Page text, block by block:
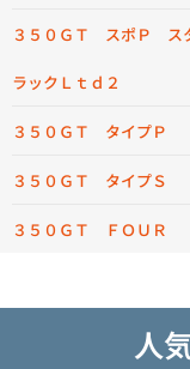
３５０ＧＴ スポＰ ス
ラックＬｔｄ２
３５０ＧＴ タイプＰ
３５０ＧＴ タイプＳ
３５０ＧＴ ＦＯＵＲ
人